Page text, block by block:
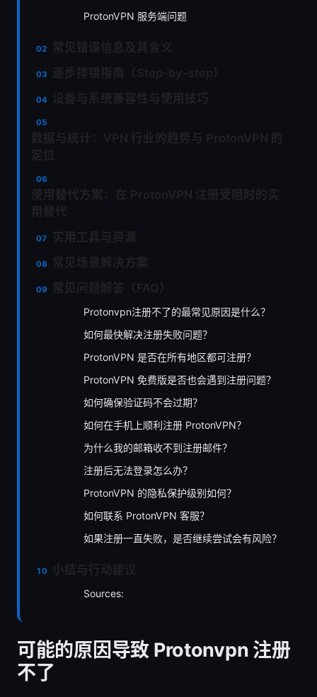
ProtonVPN 服务端问题
Protonvpn注册不了的最常见原因是什么？
如何最快解决注册失败问题？
ProtonVPN 是否在所有地区都可注册？
ProtonVPN 免费版是否也会遇到注册问题？
如何确保验证码不会过期？
如何在手机上顺利注册 ProtonVPN？
为什么我的邮箱收不到注册邮件？
注册后无法登录怎么办？
ProtonVPN 的隐私保护级别如何？
如何联系 ProtonVPN 客服？
如果注册一直失败，是否继续尝试会有风险？
Sources:
可能的原因导致 Protonvpn 注册
不了